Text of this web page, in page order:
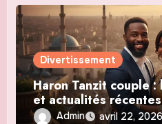
Divertissement
Haron Tanzit couple
et actualités récentes
Admin avril 22, 2026